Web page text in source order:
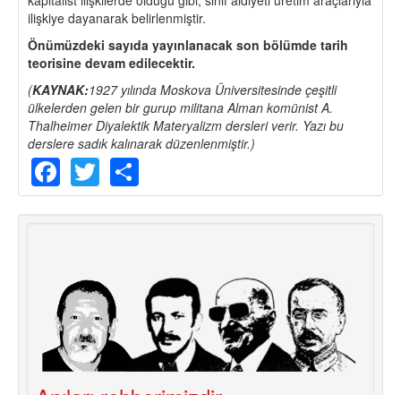
ilişkiye dayanarak belirlenmiştir.
Önümüzdeki sayıda yayınlanacak son bölümde tarih
teorisine devam edilecektir.
(KAYNAK:1927 yılında Moskova Üniversitesinde çeşitli
ülkelerden gelen bir gurup militana Alman komünist A.
Thalheimer Diyalektik Materyalizm dersleri verir. Yazı bu
derslere sadık kalınarak düzenlenmiştir.)
Facebook
Twitter